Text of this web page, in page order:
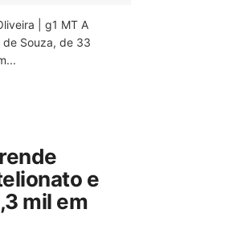
| g1 MT A
de Souza, de 33
e
mil em